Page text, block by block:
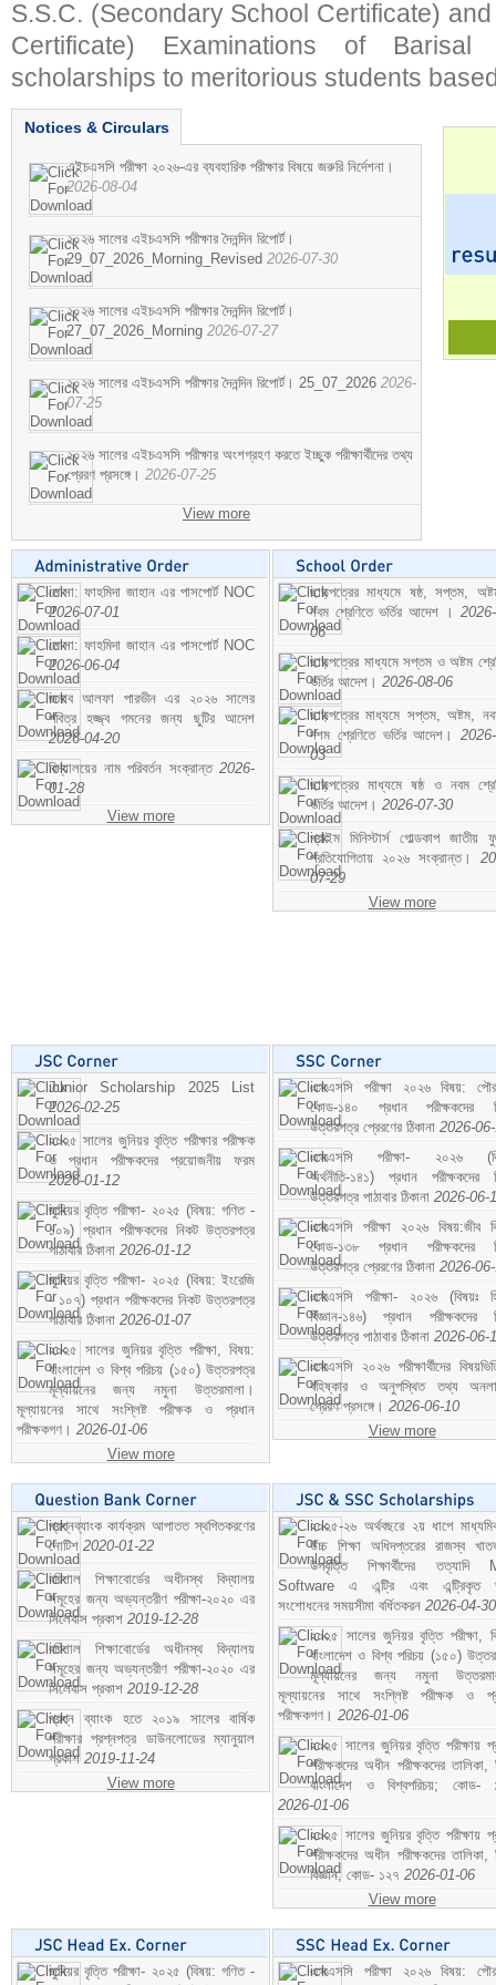
S.S.C. (Secondary School Certificate)
Certificate) Examinations of
scholarships to meritorious students
Notices & Circulars
এইচএসসি পরীক্ষা ২০২৬-এর ব্যবহারিক পরীক্ষার বিষয়ে জরুরি নির্দেশনা।
2026-08-04
২০২৬ সালের এইচএসসি পরীক্ষার দৈনন্দিন রিপোর্ট।
29_07_2026_Morning_Revised 2026-07-30
২০২৬ সালের এইচএসসি পরীক্ষার দৈনন্দিন রিপোর্ট।
27_07_2026_Morning 2026-07-27
২০২৬ সালের এইচএসসি পরীক্ষার দৈনন্দিন রিপোর্ট। 25_07_2026 2026-
07-25
২০২৬ সালের এইচএসসি পরীক্ষার অংশগ্রহণ করতে ইচ্ছুক পরীক্ষার্থীদের তথ্য
প্রেরণ প্রসঙ্গে। 2026-07-25
View more
মোসা: ফাহমিদা জাহান এর পাসপোর্ট NOC
2026-07-01
মোসা: ফাহমিদা জাহান এর পাসপোর্ট NOC
2026-06-04
জনাব আলফা পারভীন এর ২০২৬ সালের
পবিত্র হজ্জ্ব গমনের জন্য ছুটির আদেশ
2026-04-20
বিদ্যালয়ের নাম পরিবর্তন সংক্রান্ত 2026-
01-28
View more
ছাড়পত্রের মাধ্যমে ষষ্ঠ, সপ্তম,
নবম শ্রেণিতে ভর্তির আদেশ ।
06
ছাড়পত্রের মাধ্যমে সপ্তম ও অষ্টম
ভর্তির আদেশ। 2026-08-06
ছাড়পত্রের মাধ্যমে সপ্তম, অষ্টম,
দশম শ্রেণিতে ভর্তির আদেশ।
03
ছাড়পত্রের মাধ্যমে ষষ্ঠ ও নবম
ভর্তির আদেশ। 2026-07-30
প্রাইম মিনিস্টার্স গোল্ডকাপ জাতীয়
প্রতিযোগিতায় ২০২৬ সংক্রান্ত।
07-29
View more
Junior Scholarship 2025 List
2026-02-25
২০২৫ সালের জুনিয়র বৃত্তি পরীক্ষার পরীক্ষক
ও প্রধান পরীক্ষকদের প্রয়োজনীয় ফরম
2026-01-12
জুনিয়র বৃত্তি পরীক্ষা- ২০২৫ (বিষয়: গণিত -
১০৯) প্রধান পরীক্ষকদের নিকট উত্তরপত্র
পাঠাবার ঠিকানা 2026-01-12
জুনিয়র বৃত্তি পরীক্ষা- ২০২৫ (বিষয়: ইংরেজি
- ১০৭) প্রধান পরীক্ষকদের নিকট উত্তরপত্র
পাঠাবার ঠিকানা 2026-01-07
২০২৫ সালের জুনিয়র বৃত্তি পরীক্ষা, বিষয়:
বাংলাদেশ ও বিশ্ব পরিচয় (১৫০) উত্তরপত্র
মূল্যায়নের জন্য নমুনা উত্তরমালা।
মূল্যায়নের সাথে সংশ্লিষ্ট পরীক্ষক ও প্রধান
পরীক্ষকগণ। 2026-01-06
View more
এসএসসি পরীক্ষা ২০২৬ বিষয়:
কোড-১৪০ প্রধান পরীক্ষকদের
উত্তরপত্র প্রেরণের ঠিকানা 2026-
এসএসসি পরীক্ষা- ২০২৬
অর্থনীতি-১৪১) প্রধান পরীক্ষকদের
উত্তরপত্র পাঠাবার ঠিকানা 2026-06-
এসএসসি পরীক্ষা ২০২৬ বিষয়:জীব
কোড-১৩৮ প্রধান পরীক্ষকদের
উত্তরপত্র প্রেরণের ঠিকানা 2026-
এসএসসি পরীক্ষা- ২০২৬ (বিষয়ঃ
বিজ্ঞান-১৪৬) প্রধান পরীক্ষকদের
উত্তরপত্র পাঠাবার ঠিকানা 2026-06-
এসএসসি ২০২৬ পরীক্ষার্থীদের
বহিষ্কার ও অনুপস্থিত তথ্য
প্রেরণ প্রসঙ্গে। 2026-06-10
View more
প্রশ্নব্যাংক কার্যক্রম আপাতত স্থগিতকরণের
নোটিশ 2020-01-22
বরিশাল শিক্ষাবোর্ডের অধীনস্থ বিদ্যালয়
সমূহের জন্য অভ্যন্তরীণ পরীক্ষা-২০২০ এর
সিলেবাস প্রকাশ 2019-12-28
বরিশাল শিক্ষাবোর্ডের অধীনস্থ বিদ্যালয়
সমূহের জন্য অভ্যন্তরীণ পরীক্ষা-২০২০ এর
সিলেবাস প্রকাশ 2019-12-28
প্রশ্ন ব্যাংক হতে ২০১৯ সালের বার্ষিক
পরীক্ষার প্রশ্নপত্র ডাউনলোডের ম্যানুয়াল
প্রকাশ 2019-11-24
View more
২০২৫-২৬ অর্থবছরে ২য় ধাপে
উচ্চ শিক্ষা অধিদপ্তরের রাজস্ব
উপবৃত্তি শিক্ষার্থীদের তত্যাদি
Software এ এন্ট্রি এবং এন্ট্রিকৃত
সংশোধনের সময়সীমা বর্ধিতকরন 2026-04-30
২০২৫ সালের জুনিয়র বৃত্তি পরীক্ষা,
বাংলাদেশ ও বিশ্ব পরিচয় (১৫০)
মূল্যায়নের জন্য নমুনা
মূল্যায়নের সাথে সংশ্লিষ্ট পরীক্ষক ও
পরীক্ষকগণ। 2026-01-06
২০২৫ সালের জুনিয়র বৃত্তি পরীক্ষায়
পরীক্ষকদের অধীন পরীক্ষকদের তালিকা,
বাংলাদেশ ও বিশ্বপরিচয়; কোড-
2026-01-06
২০২৫ সালের জুনিয়র বৃত্তি পরীক্ষায়
পরীক্ষকদের অধীন পরীক্ষকদের তালিকা,
বিজ্ঞান; কোড- ১২৭ 2026-01-06
View more
জুনিয়র বৃত্তি পরীক্ষা- ২০২৫ (বিষয়: গণিত -
এসএসসি পরীক্ষা ২০২৬ বিষয়: